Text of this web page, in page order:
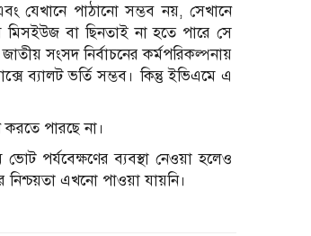
যেখানে পাঠানো সম্ভব নয়, সেখানে
বা ছিনতাই না হতে পারে সে
সংসদ নির্বাচনের কর্মপরিকল্পনায়
ব্যালট ভর্তি সম্ভব। কিন্তু ইভিএমে এ
পারছে না।
ভোট পর্যবেক্ষণের ব্যবস্থা নেওয়া হলেও
নিশ্চয়তা এখনো পাওয়া যায়নি।